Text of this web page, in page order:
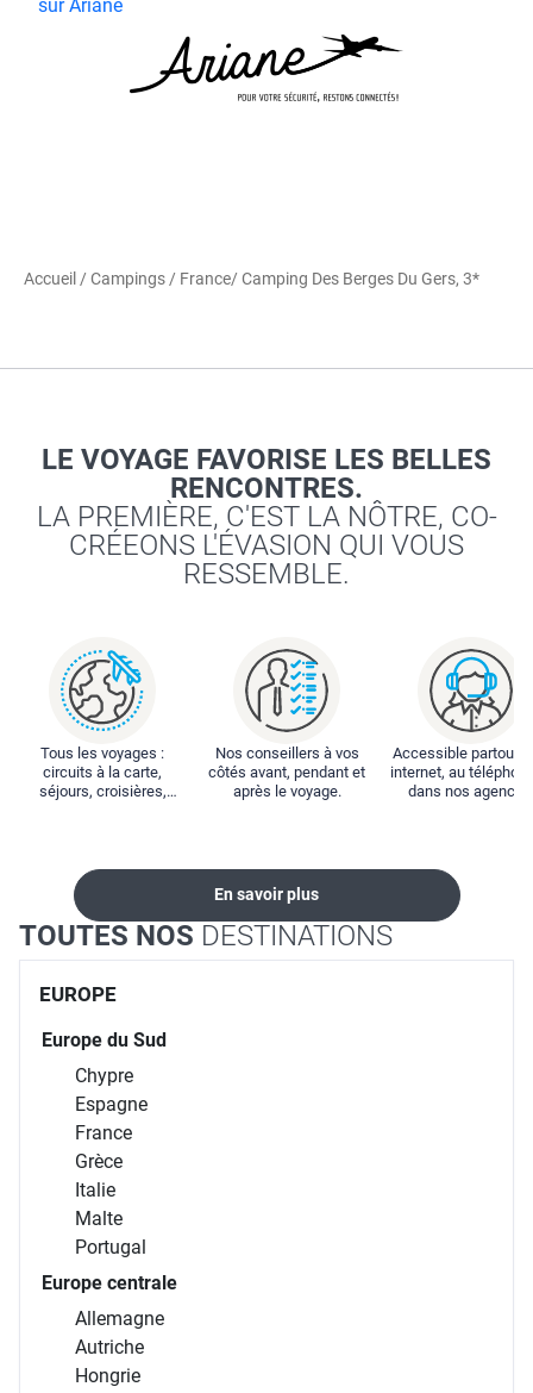
sur Ariane
Accueil /Campings / France/ Camping Des Berges Du Gers, 3*
LE VOYAGE FAVORISE LES BELLES
RENCONTRES.
LA PREMIÈRE, C'EST LA NÔTRE, CO-
CRÉEONS L'ÉVASION QUI VOUS
RESSEMBLE.
Tous les voyages :
circuits à la carte,
séjours, croisières,
Nos conseillers à vos
côtés avant, pendant et
après le voyage.
Accessible partout :
internet, au
dans nos
En savoir plus
TOUTES NOS DESTINATIONS
EUROPE
Europe du Sud
Chypre
Espagne
France
Grèce
Italie
Malte
Portugal
Europe centrale
Allemagne
Autriche
Hongrie